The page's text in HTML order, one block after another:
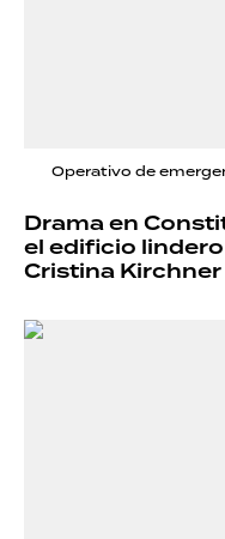
Operativo de
Drama en
el edificio
Cristina Kirchner